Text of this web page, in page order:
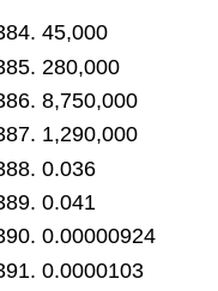
45,000
280,000
8,750,000
1,290,000
0.036
0.041
0.00000924
0.0000103